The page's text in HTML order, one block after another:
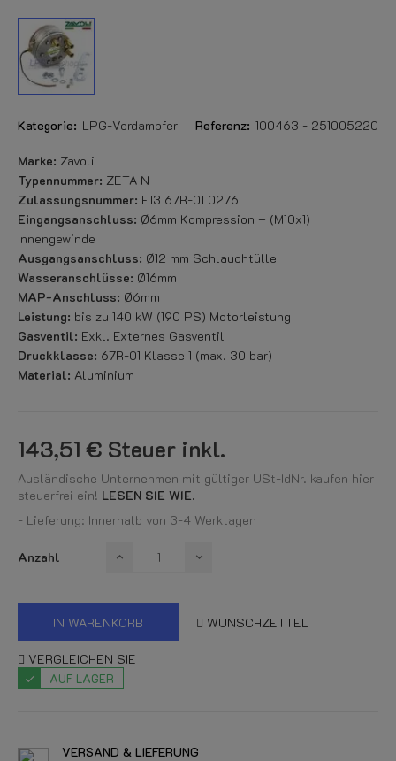
Kategorie: LPG-Verdampfer Referenz: 100463 - 251005220
Marke: Zavoli
Typennummer: ZETA N
Zulassungsnummer: E13 67R-01 0276
Eingangsanschluss: Ø6mm Kompression – (M10x1)
Innengewinde
Ausgangsanschluss: Ø12 mm Schlauchtülle
Wasseranschlüsse: Ø16mm
MAP-Anschluss: Ø6mm
Leistung: bis zu 140 kW (190 PS) Motorleistung
Gasventil: Exkl. Externes Gasventil
Druckklasse: 67R-01 Klasse 1 (max. 30 bar)
Material: Aluminium
143,51 € Steuer inkl.
Ausländische Unternehmen mit gültiger USt-IdNr. kaufen hier
steuerfrei ein! LESEN SIE WIE.
- Lieferung: Innerhalb von 3-4 Werktagen
Anzahl
IN WARENKORB WUNSCHZETTEL
VERGLEICHEN SIE
AUF LAGER
VERSAND & LIEFERUNG